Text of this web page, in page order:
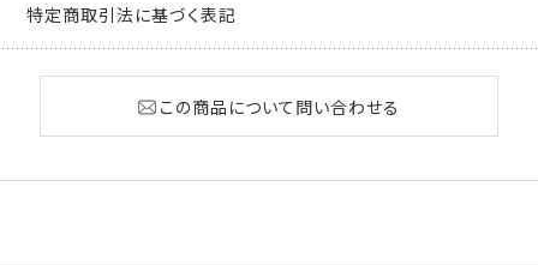
特定商取引法に基づく表記
この商品について問い合わせる